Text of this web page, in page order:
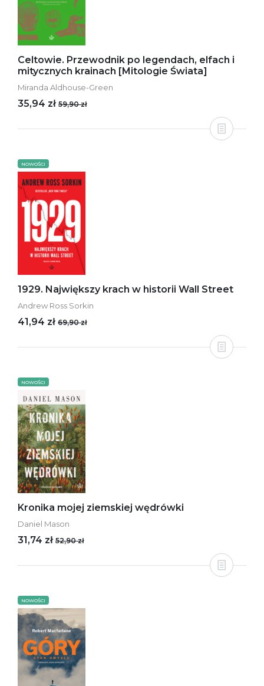
Celtowie. Przewodnik po legendach, elfach i
mitycznych krainach [Mitologie Świata]
Miranda Aldhouse-Green
35,94 zł 59,90 zł
NOWOŚCI
1929. Największy krach w historii Wall Street
Andrew Ross Sorkin
41,94 zł 69,90 zł
NOWOŚCI
Kronika mojej ziemskiej wędrówki
Daniel Mason
31,74 zł 52,90 zł
NOWOŚCI